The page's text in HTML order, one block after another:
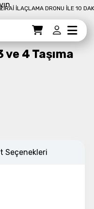
İLAÇLAMA DRONU İLE 10
Ödemeye Geç
4 Taşıma
Seçenekleri